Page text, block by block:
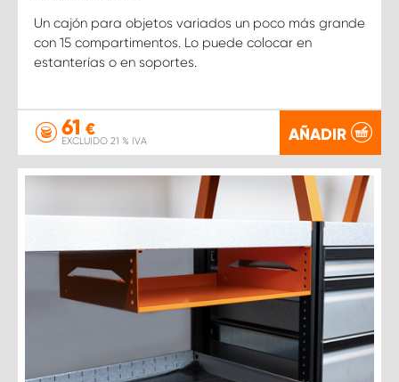
Un cajón para objetos variados un poco más grande
con 15 compartimentos. Lo puede colocar en
estanterías o en soportes.
61 €
EXCLUIDO 21 % IVA AÑADIR